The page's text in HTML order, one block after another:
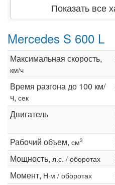
Показать все
Mercedes S 600 L
Максимальная скорость,
км/ч
Время разгона до 100 км/
ч, сек
Двигатель
Рабочий объем, см3
Мощность, л.с. / оборотах
Момент, Н·м / оборотах